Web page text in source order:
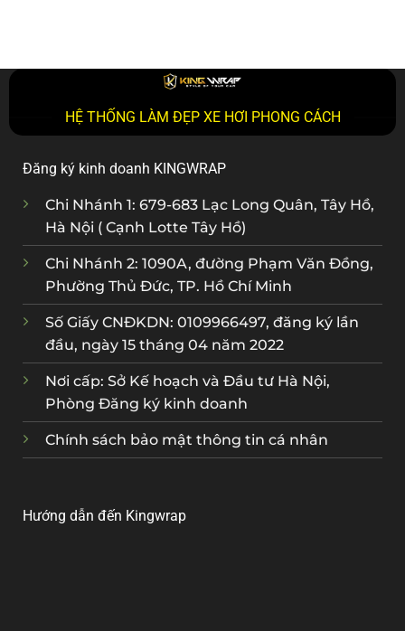
HỆ THỐNG LÀM ĐẸP XE HƠI PHONG CÁCH
Đăng ký kinh doanh KINGWRAP
Chi Nhánh 1: 679-683 Lạc Long Quân, Tây Hồ,
Hà Nội ( Cạnh Lotte Tây Hồ)
Chi Nhánh 2: 1090A, đường Phạm Văn Đồng,
Phường Thủ Đức, TP. Hồ Chí Minh
Số Giấy CNĐKDN: 0109966497, đăng ký lần
đầu, ngày 15 tháng 04 năm 2022
Nơi cấp: Sở Kế hoạch và Đầu tư Hà Nội,
Phòng Đăng ký kinh doanh
Chính sách bảo mật thông tin cá nhân
Hướng dẫn đến Kingwrap